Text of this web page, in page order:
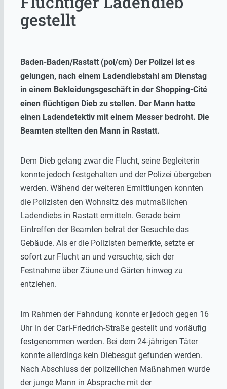
gestellt
Baden-Baden/Rastatt (pol/cm) Der Polizei ist es
gelungen, nach einem Ladendiebstahl am Dienstag
in einem Bekleidungsgeschäft in der Shopping-Cité
einen flüchtigen Dieb zu stellen. Der Mann hatte
einen Ladendetektiv mit einem Messer bedroht. Die
Beamten stellten den Mann in Rastatt.
Dem Dieb gelang zwar die Flucht, seine Begleiterin
konnte jedoch festgehalten und der Polizei übergeben
werden. Wähend der weiteren Ermittlungen konnten
die Polizisten den Wohnsitz des mutmaßlichen
Ladendiebs in Rastatt ermitteln. Gerade beim
Eintreffen der Beamten betrat der Gesuchte das
Gebäude. Als er die Polizisten bemerkte, setzte er
sofort zur Flucht an und versuchte, sich der
Festnahme über Zäune und Gärten hinweg zu
entziehen.
Im Rahmen der Fahndung konnte er jedoch gegen 16
Uhr in der Carl-Friedrich-Straße gestellt und vorläufig
festgenommen werden. Bei dem 24-jährigen Täter
konnte allerdings kein Diebesgut gefunden werden.
Nach Abschluss der polizeilichen Maßnahmen wurde
der junge Mann in Absprache mit der